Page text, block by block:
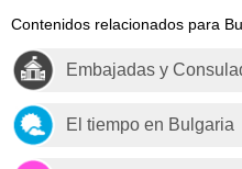
Contenidos relacionados para
Embajadas y
El tiempo en Bulgaria